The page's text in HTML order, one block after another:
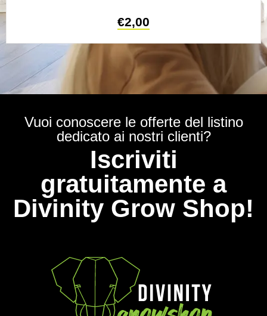
€2,00
Vuoi conoscere le offerte del listino
dedicato ai nostri clienti?
Iscriviti
gratuitamente a
Divinity Grow Shop!